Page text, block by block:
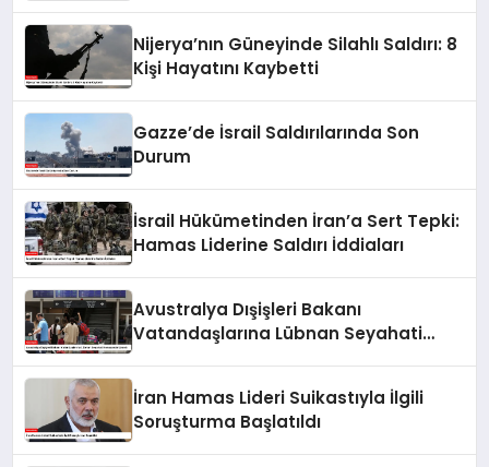
Nijerya’nın Güneyinde Silahlı Saldırı: 8
Kişi Hayatını Kaybetti
Gazze’de İsrail Saldırılarında Son
Durum
İsrail Hükümetinden İran’a Sert Tepki:
Hamas Liderine Saldırı İddiaları
Avustralya Dışişleri Bakanı
Vatandaşlarına Lübnan Seyahati
İran Hamas Lideri Suikastıyla İlgili
Soruşturma Başlatıldı